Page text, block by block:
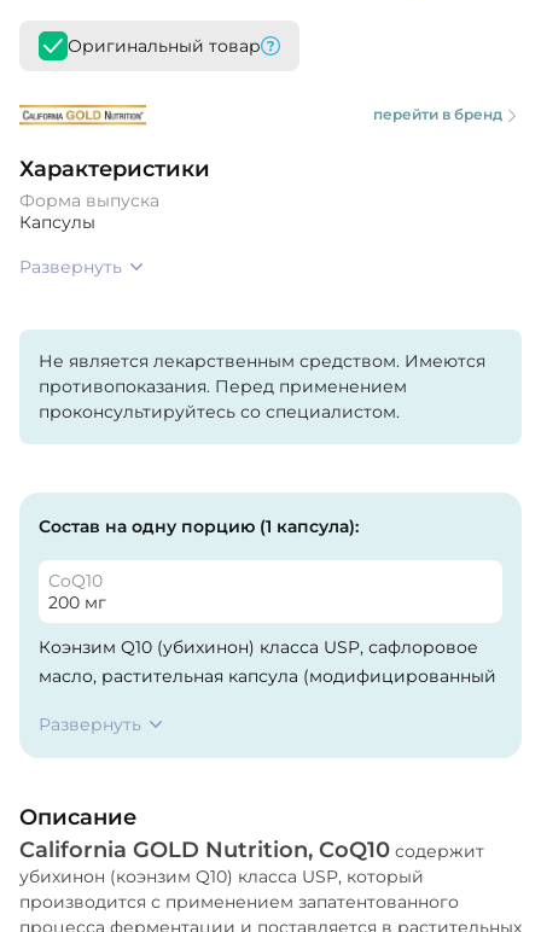
Оригинальный товар
перейти в бренд
Характеристики
Форма выпуска
Капсулы
Развернуть
Не является лекарственным средством. Имеются
противопоказания. Перед применением
проконсультируйтесь со специалистом.
Состав на одну порцию (1 капсула):
CoQ10
200 мг
Коэнзим Q10 (убихинон) класса USP, сафлоровое
масло, растительная капсула (модифицированный
подсолнечный лецитин.
Развернуть
Описание
California GOLD Nutrition, CoQ10 содержит
убихинон (коэнзим Q10) класса USP, который
производится с применением запатентованного
процесса ферментации и поставляется в растительных